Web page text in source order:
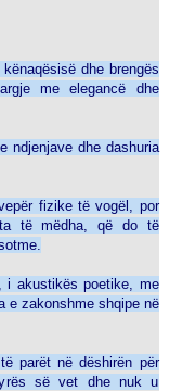
dhe brengës
me elegancë dhe
ndjenjave dhe dashuria
fizike të vogël, por
të mëdha, që do të
i akustikës poetike, me
e zakonshme shqipe në
parët në dëshirën për
së vet dhe nuk u